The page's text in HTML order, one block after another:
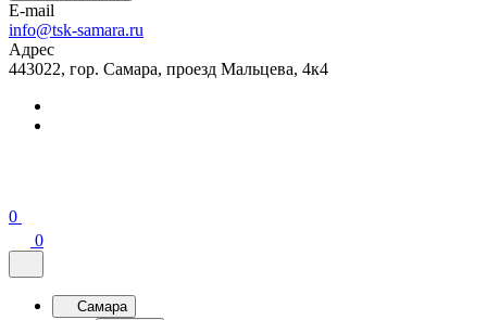
E-mail
info@tsk-samara.ru
Адрес
443022, гор. Самара, проезд Мальцева, 4к4
0
0
Самара